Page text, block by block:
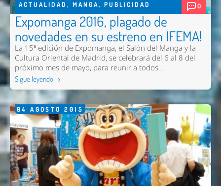
ACTUALIDAD , MANGA, PUBLICIDAD 0
Expomanga 2016, plagado de
novedades en su estreno en IFEMA!
La 15ª edición de Expomanga, el Salón del Manga y la
Cultura Oriental de Madrid, se celebrará del 6 al 8 del
próximo mes de mayo, para reunir a todos...
Sigue leyendo →
04 AGOSTO 2015